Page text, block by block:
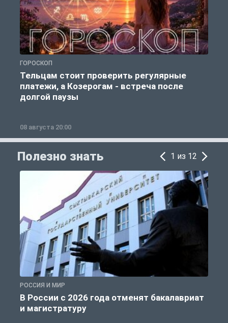
ГОРОСКОП
Тельцам стоит проверить регулярные
платежи, а Козерогам - встреча после
долгой паузы
08 августа 20:00
Полезно знать 1 из 12
РОССИЯ И МИР
В России с 2026 года отменят бакалавриат
и магистратуру